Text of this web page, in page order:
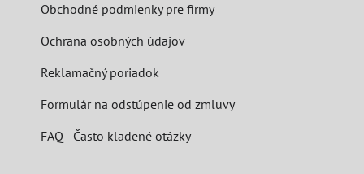
Obchodné podmienky pre firmy
Ochrana osobných údajov
Reklamačný poriadok
Formulár na odstúpenie od zmluvy
FAQ - Často kladené otázky